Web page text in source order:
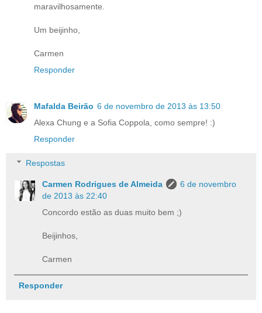
maravilhosamente.
Um beijinho,
Carmen
Responder
Mafalda Beirão 6 de novembro de 2013 às 13:50
Alexa Chung e a Sofia Coppola, como sempre! :)
Responder
Respostas
Carmen Rodrigues de Almeida
6 de novembro
de 2013 às 22:40
Concordo estão as duas muito bem ;)
Beijinhos,
Carmen
Responder